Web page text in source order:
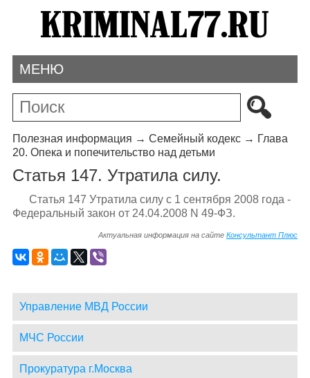
МЕНЮ
Полезная информация → Семейный кодекс→ Глава
20. Опека и попечительство над детьми
Статья 147. Утратила силу.
Статья 147 Утратила силу с 1 сентября 2008 года -
Федеральный закон от 24.04.2008 N 49-ФЗ.
Актуальная информация на сайтеКонсультант Плюс
Управление МВД России
МЧС России
Прокуратура г.Москва